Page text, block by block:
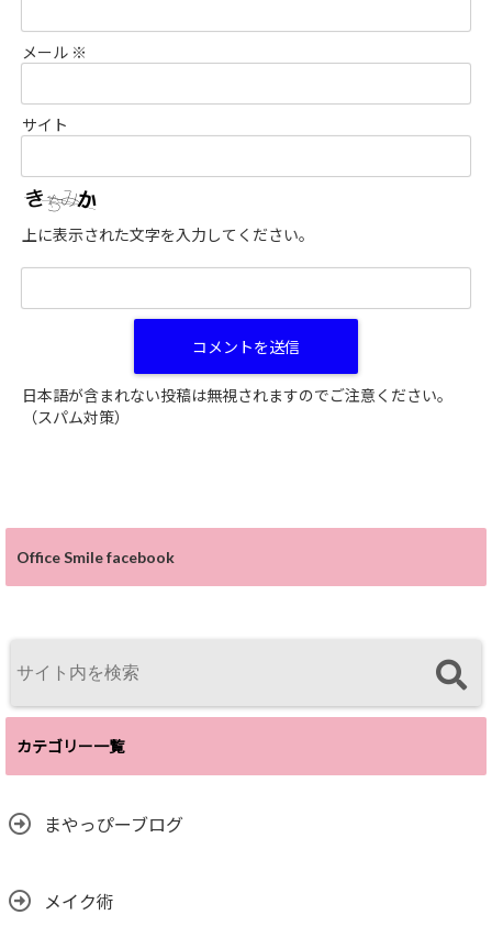
メール ※
サイト
上に表示された文字を入力してください。
日本語が含まれない投稿は無視されますのでご注意ください。
（スパム対策）
Office Smile facebook
カテゴリー一覧
まやっぴーブログ
メイク術